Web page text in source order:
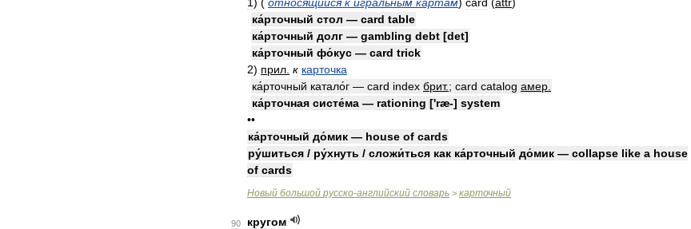
ка́рточный стол — card table
ка́рточный долг — gambling debt [det]
ка́рточный фо́кус — card trick
2) прил к карточка
ка́рточный катало́г — card index брит.; card catalog амер
ка́рточная систе́ма — rationing ['ræ-] system
••
ка́рточный до́мик — house of cards
ру́шиться / ру́хнуть / сложи́ться как ка́рточный до́мик — collapse like a house
of cards
Новый большой русско-английский словарь > карточный
90
кругом